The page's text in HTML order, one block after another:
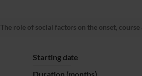
The role of social factors on the onset,
Starting date
Duration (months)